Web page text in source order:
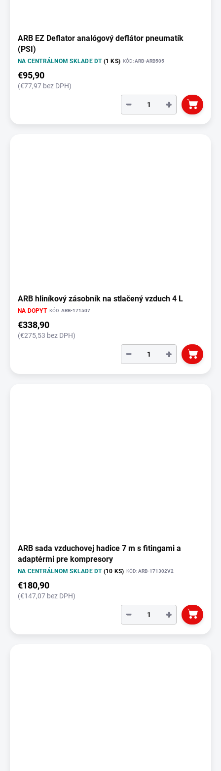
ARB EZ Deflator analógový deflátor pneumatík
(PSI)
NA CENTRÁLNOM SKLADE DT (1 KS) KÓD:ARB-ARB505
€95,90
(€77,97 bez DPH)
+
−
ARB hliníkový zásobník na stlačený vzduch 4 L
NA DOPYT KÓD:ARB-171507
€338,90
(€275,53 bez DPH)
+
−
ARB sada vzduchovej hadice 7 m s fitingami a
adaptérmi pre kompresory
NA CENTRÁLNOM SKLADE DT (10 KS) KÓD:ARB-171302V2
€180,90
(€147,07 bez DPH)
+
−